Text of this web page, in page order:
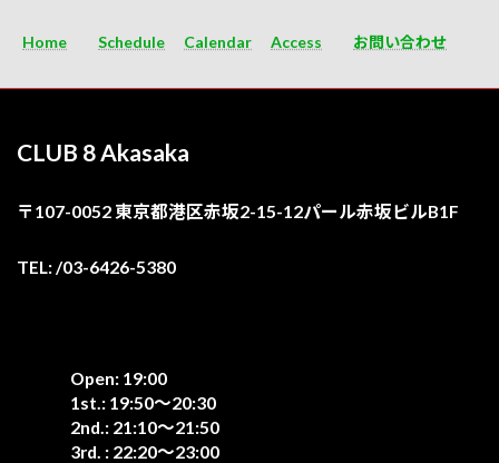
Home Schedule Calendar Access お問い合わせ
CLUB 8 Akasaka
〒107-0052 東京都港区赤坂2-15-12パール赤坂ビルB1F
TEL: /03-6426-5380
Open: 19:00
1st.: 19:50〜20:30
2nd.: 21:10〜21:50
3rd. : 22:20〜23:00